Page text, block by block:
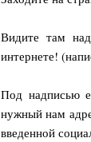
Видите там
интернете!
Под надписью
нужный нам
введенной